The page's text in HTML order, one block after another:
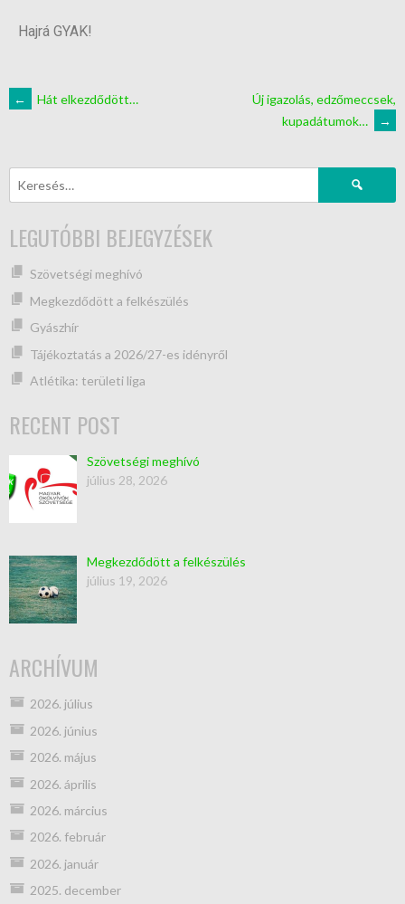
Hajrá GYAK!
← Hát elkezdődött…
Új igazolás, edzőmeccsek,
kupadátumok…
→
LEGUTÓBBI BEJEGYZÉSEK
Szövetségi meghívó
Megkezdődött a felkészülés
Gyászhír
Tájékoztatás a 2026/27-es idényről
Atlétika: területi liga
RECENT POST
Szövetségi meghívó
július 28, 2026
Megkezdődött a felkészülés
július 19, 2026
ARCHÍVUM
2026. július
2026. június
2026. május
2026. április
2026. március
2026. február
2026. január
2025. december